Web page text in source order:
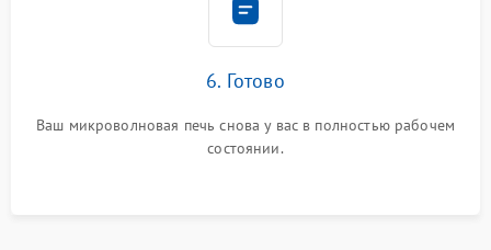
6. Готово
Ваш микроволновая печь снова у вас в полностью рабочем
состоянии.